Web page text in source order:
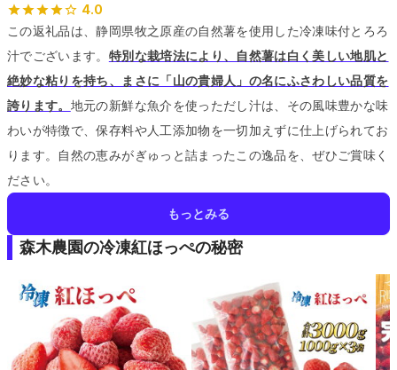
4.0
この返礼品は、静岡県牧之原産の自然薯を使用した冷凍味付とろろ
汁でございます。 特別な栽培法により、自然薯は白く美しい地肌と
絶妙な粘りを持ち、まさに「山の貴婦人」の名にふさわしい品質を
誇ります。 地元の新鮮な魚介を使っただし汁は、その風味豊かな味
わいが特徴で、保存料や人工添加物を一切加えずに仕上げられてお
ります。 自然の恵みがぎゅっと詰まったこの逸品を、ぜひご賞味く
ださい。
もっとみる
森木農園の冷凍紅ほっぺの秘密